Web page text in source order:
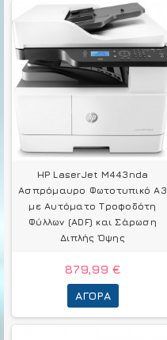
HP LaserJet M443nda
Ασπρόμαυρο Φωτοτυπικό A3
με Αυτόματο Τροφοδότη
Φύλλων (ADF) και Σάρωση
Διπλής Όψης
879,99 €
ΑΓΟΡΆ